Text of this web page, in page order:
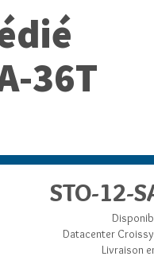
36T
STO-12-
Datacenter
Livraison